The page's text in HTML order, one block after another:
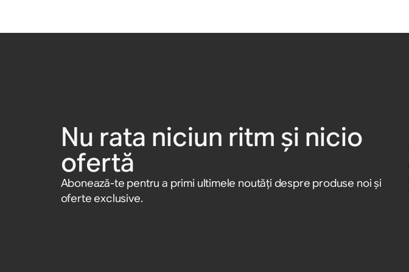
Nu rata niciun ritm și nicio
ofertă
Abonează-te pentru a primi ultimele noutăți despre produse noi și
oferte exclusive.